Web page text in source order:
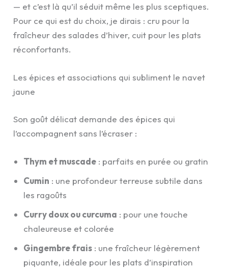
— et c’est là qu’il séduit même les plus sceptiques.
Pour ce qui est du choix, je dirais : cru pour la
fraîcheur des salades d’hiver, cuit pour les plats
réconfortants.
Les épices et associations qui subliment le navet
jaune
Son goût délicat demande des épices qui
l’accompagnent sans l’écraser :
Thym et muscade : parfaits en purée ou gratin
Cumin : une profondeur terreuse subtile dans
les ragoûts
Curry doux ou curcuma : pour une touche
chaleureuse et colorée
Gingembre frais : une fraîcheur légèrement
piquante, idéale pour les plats d’inspiration